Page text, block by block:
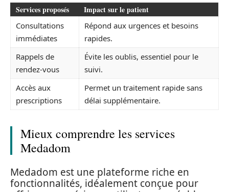
Services proposés Impact sur le patient
Consultations
immédiates
Répond aux urgences et besoins
rapides.
Rappels de
rendez-vous
Évite les oublis, essentiel pour le
suivi.
Accès aux
prescriptions
Permet un traitement rapide sans
délai supplémentaire.
Mieux comprendre les services
Medadom
Medadom est une plateforme riche en
fonctionnalités, idéalement conçue pour